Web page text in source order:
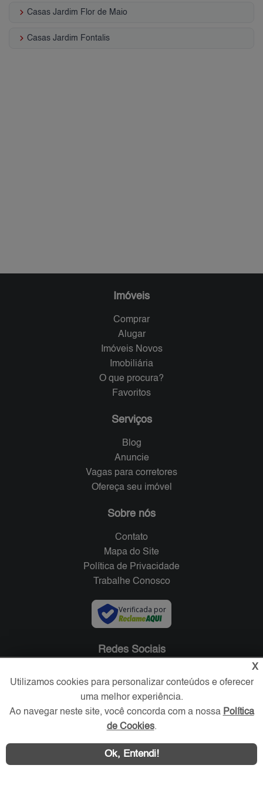
keyboard_arrow_right Casas Jardim Flor de Maio
keyboard_arrow_right Casas Jardim Fontalis
Imóveis
Comprar
Alugar
Imóveis Novos
Imobiliária
O que procura?
Favoritos
Serviços
Blog
Anuncie
Vagas para corretores
Ofereça seu imóvel
Sobre nós
Contato
Mapa do Site
Política de Privacidade
Trabalhe Conosco
Verificada por
Redes Sociais
X
Utilizamos cookies para personalizar conteúdos e oferecer
uma melhor experiência.
Ao navegar neste site, você concorda com a nossa Política
de Cookies.
Ok, Entendi!